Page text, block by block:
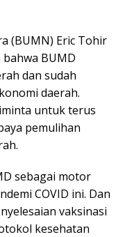
(BUMN) Eric Tohir
BUMD
dan sudah
daerah.
untuk terus
pemulihan
sebagai motor
COVID ini. Dan
vaksinasi
kesehatan